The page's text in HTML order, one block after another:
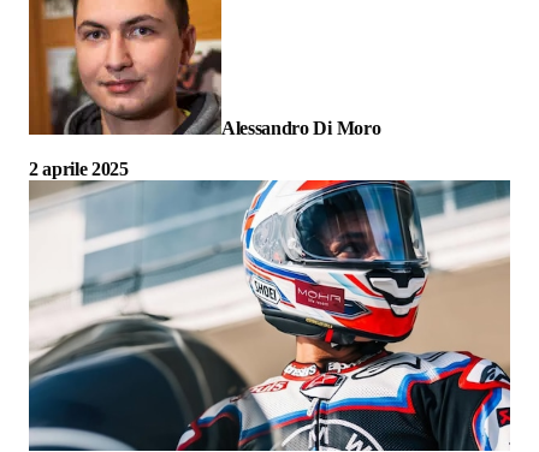
Alessandro Di Moro
2 aprile 2025